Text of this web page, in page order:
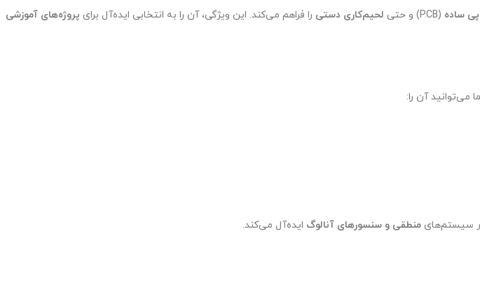
ساده (PCB) و حتی لحیم‌کاری دستی را فراهم می‌کند. این ویژگی، آن را به انتخابی ایده‌آل برای پروژه‌های آموزشی
در سیستم‌های منطقی و سنسورهای آنالوگ ایده‌آل می‌کند.